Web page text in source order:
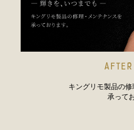
キングリモ製品の
承って